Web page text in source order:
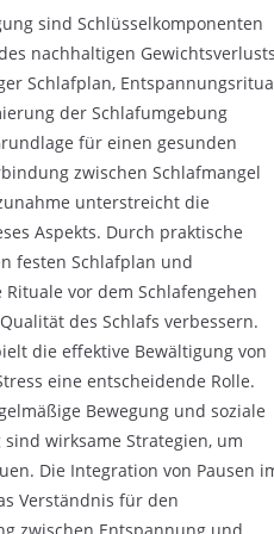
sind Schlüsselkomponenten
nachhaltigen
Schlafplan,
der Schlafumgebung
für einen gesunden
zwischen Schlafmangel
unterstreicht die
Aspekts. Durch praktische
festen Schlafplan und
vor dem Schlafengehen
des Schlafs verbessern.
die effektive Bewältigung von
eine entscheidende Rolle.
Bewegung und soziale
wirksame Strategien, um
Die Integration von Pausen
Verständnis für den